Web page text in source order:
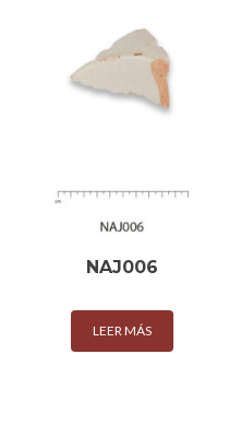
NAJ006
LEER MÁS